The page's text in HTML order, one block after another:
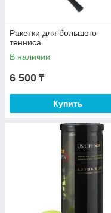
Ракетки для большого
тенниса
В наличии
6 500 ₸
Купить